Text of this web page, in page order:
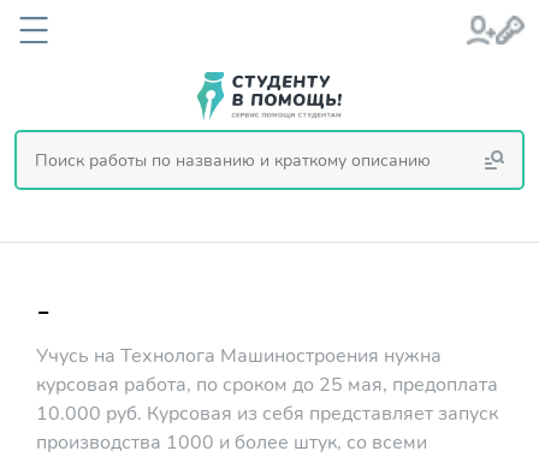
-
Учусь на Технолога Машиностроения нужна
курсовая работа, по сроком до 25 мая, предоплата
10.000 руб. Курсовая из себя представляет запуск
производства 1000 и более штук, со всеми